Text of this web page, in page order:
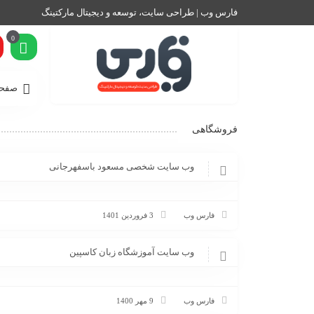
فارس وب | طراحی سایت، توسعه و دیجیتال مارکتینگ
0
فروشگاهی
وب سایت شخصی مسعود باسفهرجانی
فارس وب 3 فروردین 1401
وب سایت آموزشگاه زبان کاسپین
فارس وب 9 مهر 1400